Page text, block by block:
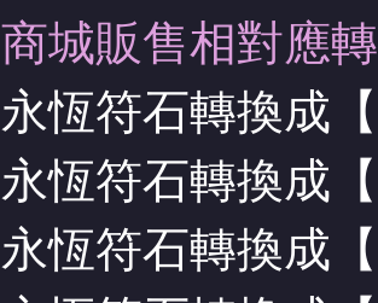
商城販售相對應
永恆符石轉換成
永恆符石轉換成
永恆符石轉換成